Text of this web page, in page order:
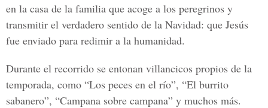
en la casa de la familia que acoge a los peregrinos y
transmitir el verdadero sentido de la Navidad: que Jesús
fue enviado para redimir a la humanidad.
Durante el recorrido se entonan villancicos propios de la
temporada, como “Los peces en el río”, “El burrito
sabanero”, “Campana sobre campana” y muchos más.